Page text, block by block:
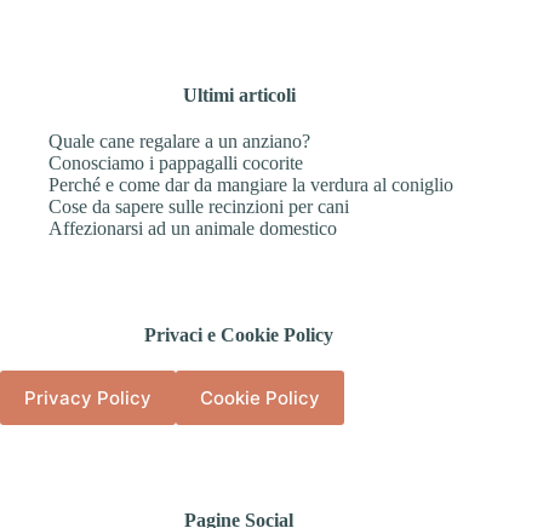
Ultimi articoli
Quale cane regalare a un anziano?
Conosciamo i pappagalli cocorite
Perché e come dar da mangiare la verdura al coniglio
Cose da sapere sulle recinzioni per cani
Affezionarsi ad un animale domestico
Privaci e Cookie Policy
Privacy Policy Cookie Policy
Pagine Social